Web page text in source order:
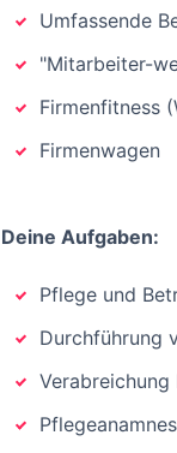
Umfassende
"Mitarbeiter-
Firmenfitness
Firmenwagen
Deine Aufgaben:
Pflege und
Durchführung